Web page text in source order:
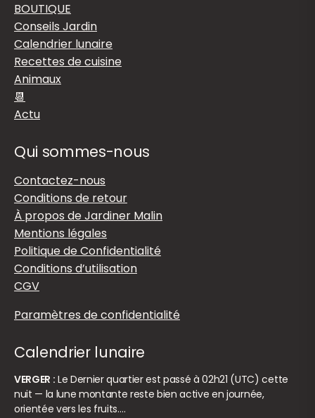
BOUTIQUE
Conseils Jardin
Calendrier lunaire
Recettes de cuisine
Animaux
📆
Actu
Qui sommes-nous
Contactez-nous
Conditions de retour
À propos de Jardiner Malin
Mentions légales
Politique de Confidentialité
Conditions d’utilisation
CGV
Paramètres de confidentialité
Calendrier lunaire
VERGER : Le Dernier quartier est passé à 02h21 (UTC) cette
nuit — la lune montante reste bien active en journée,
orientée vers les fruits.…